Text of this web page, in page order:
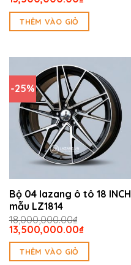
gốc
18,000,000.00₫.là:
THÊM VÀO GIỎ
-25%
Bộ 04 lazang ô tô 18 INCH
mẫu LZ1814
18,000,000.00₫
Giá
gốc
18,000,000.00₫.
13,500,000.00₫Giá
là:
THÊM VÀO GIỎ